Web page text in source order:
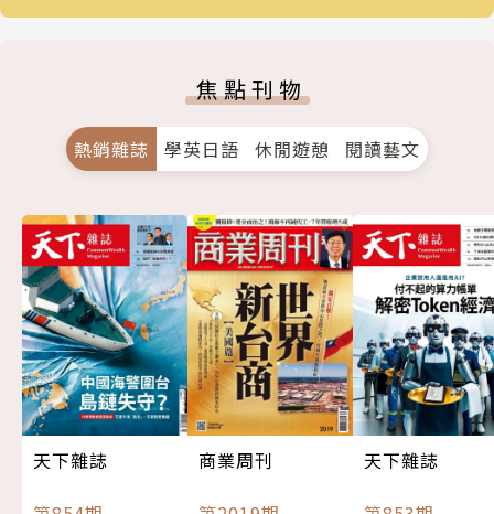
焦點刊物
熱銷雜誌 學英日語 休閒遊憩 閱讀藝文
天下雜誌
商業周刊
天下雜誌